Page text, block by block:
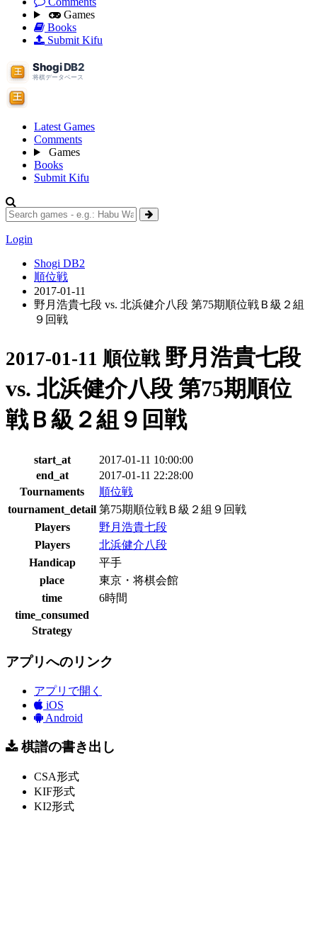
Games
Books
Submit Kifu
Latest Games
Comments
Games
Books
Submit Kifu
Login
Shogi DB2
順位戦
2017-01-11
野月浩貴七段 vs. 北浜健介八段 第75期順位戦Ｂ級２組
９回戦
2017-01-11 順位戦 野月浩貴七段
vs. 北浜健介八段 第75期順位
戦Ｂ級２組９回戦
start_at
2017-01-11 10:00:00
end_at
2017-01-11 22:28:00
Tournaments
順位戦
tournament_detail 第75期順位戦Ｂ級２組９回戦
Players
野月浩貴七段
Players
北浜健介八段
Handicap
平手
place
東京・将棋会館
time
6時間
time_consumed
Strategy
アプリへのリンク
アプリで開く
iOS
Android
棋譜の書き出し
CSA形式
KIF形式
KI2形式